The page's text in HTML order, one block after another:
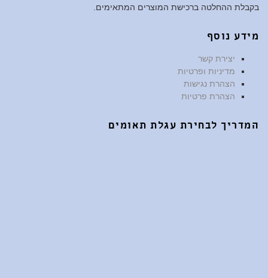
בקבלת ההחלטה ברכישת המוצרים המתאימים.
מידע נוסף
יצירת קשר
מדיניות ופרטיות
הצהרת נגישות
הצהרת פרטיות
המדריך לבחירת עגלת תאומים